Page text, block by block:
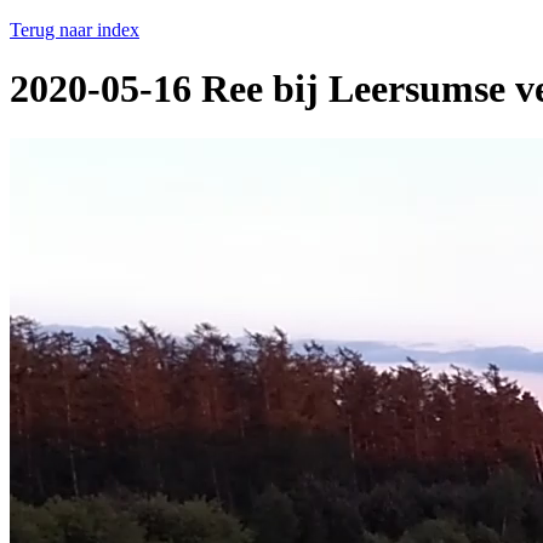
Terug naar index
2020-05-16 Ree bij Leersumse